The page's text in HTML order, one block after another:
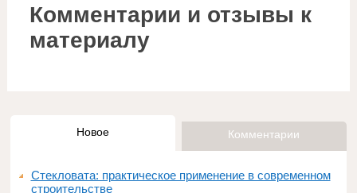
Комментарии и отзывы к
материалу
Новое Комментарии
Стекловата: практическое применение в современном
строительстве